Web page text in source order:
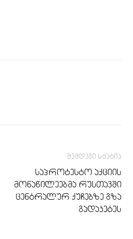
შემდეგი სტატია
საპროტესტო აქციის
მონაწილეებმა რუსთავში
ცენტრალურ ქუჩებზე გზა
გადაკეტეს